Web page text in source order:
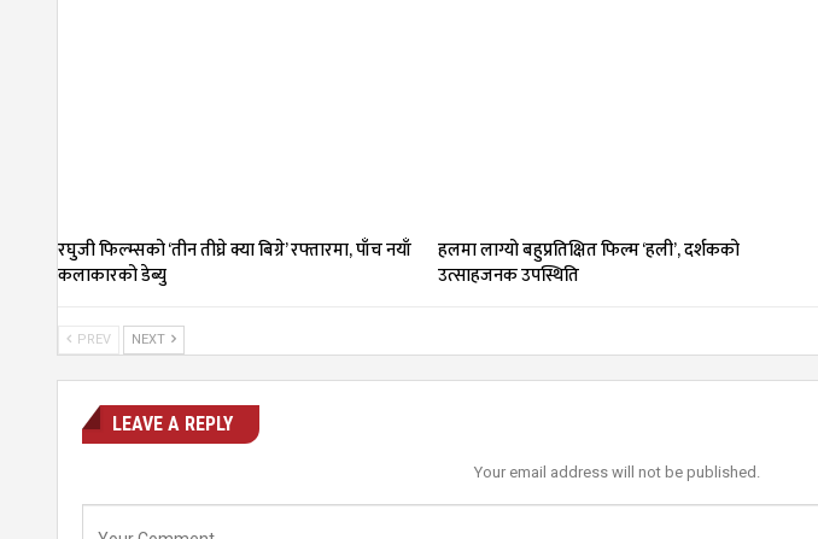
रघुजी फिल्म्सको ‘तीन तीघ्रे क्या बिग्रे’ रफ्तारमा, पाँच नयाँ
कलाकारको डेब्यु
हलमा लाग्यो बहुप्रतिक्षित फिल्म ‘हली’, दर्शकको
उत्साहजनक उपस्थिति
PREV NEXT
LEAVE A REPLY
Your email address will not be published.